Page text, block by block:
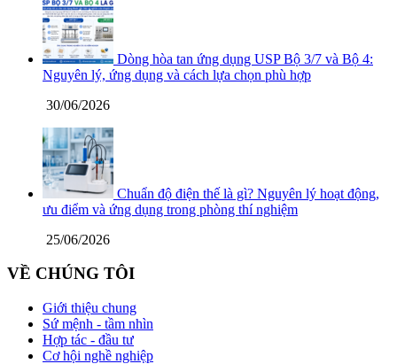
Dòng hòa tan ứng dụng USP Bộ 3/7 và Bộ 4:
Nguyên lý, ứng dụng và cách lựa chọn phù hợp
30/06/2026
Chuẩn độ điện thế là gì? Nguyên lý hoạt động,
ưu điểm và ứng dụng trong phòng thí nghiệm
25/06/2026
VỀ CHÚNG TÔI
Giới thiệu chung
Sứ mệnh - tầm nhìn
Hợp tác - đầu tư
Cơ hội nghề nghiệp